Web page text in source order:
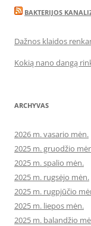
BAKTERIJOS
Dažnos klaidos
Kokią nano dangą
ARCHYVAS
2026 m. vasario mėn.
2025 m. gruodžio
2025 m. spalio mėn.
2025 m. rugsėjo mėn.
2025 m. rugpjūčio
2025 m. liepos mėn.
2025 m. balandžio